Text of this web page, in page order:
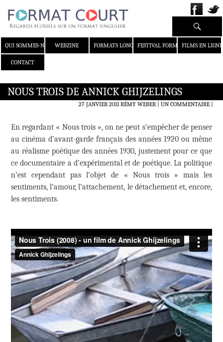
QUI SOMMES-NOUS ?WEBZINE FORMATS LONGS FESTIVAL FORMAT COURT
FILMS EN LIGNE
CONTACT
Recherche
NOUS TROIS DE ANNICK GHIJZELINGS
27 JANVIER 2011 RÉMY WEBER UN COMMENTAIRE|
En regardant « Nous trois », on ne peut s’empêcher de penser
au cinéma d’avant-garde français des années 1920 ou même
au réalisme poétique des années 1930, justement pour ce que
ce documentaire a d’expérimental et de poétique. La politique
n’est cependant pas l’objet de « Nous trois » mais les
sentiments, l’amour, l’attachement, le détachement et, encore,
les sentiments.